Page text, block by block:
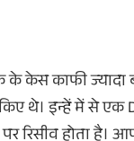
केस काफी ज्यादा
थे। इन्हें में से एक